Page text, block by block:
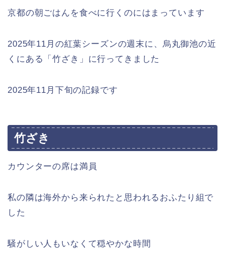
京都の朝ごはんを食べに行くのにはまっています
2025年11月の紅葉シーズンの週末に、烏丸御池の近
くにある「竹ざき」に行ってきました
2025年11月下旬の記録です
竹ざき
カウンターの席は満員
私の隣は海外から来られたと思われるおふたり組で
した
騒がしい人もいなくて穏やかな時間